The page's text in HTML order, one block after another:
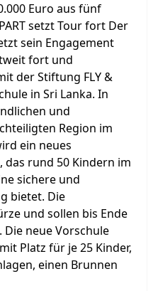
Euro aus fünf
setzt Tour fort Der
sein Engagement
fort und
der Stiftung FLY &
in Sri Lanka. In
und
Region im
ein neues
das rund 50 Kindern im
sichere und
bietet. Die
und sollen bis Ende
Die neue Vorschule
Platz für je 25 Kinder,
einen Brunnen